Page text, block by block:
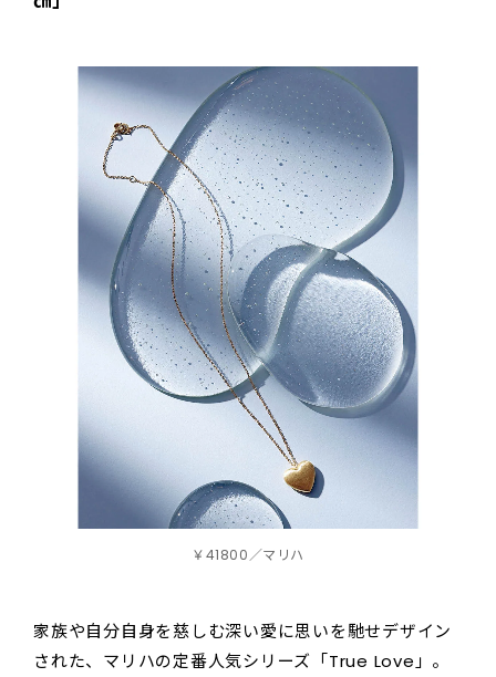
￥41800／マリハ
家族や自分自身を慈しむ深い愛に思いを馳せデザイン
された、マリハの定番人気シリーズ「True Love」。